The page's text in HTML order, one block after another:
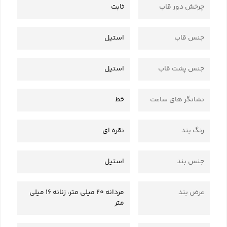
چرخش دور قاب ثابت
جنس قاب استیل
جنس پشت قاب استیل
نشانگر های ساعت خط
رنگ بند نقره ای
جنس بند استیل
عرض بند
مردانه 20 میلی متر، زنانه 16 میلی
متر